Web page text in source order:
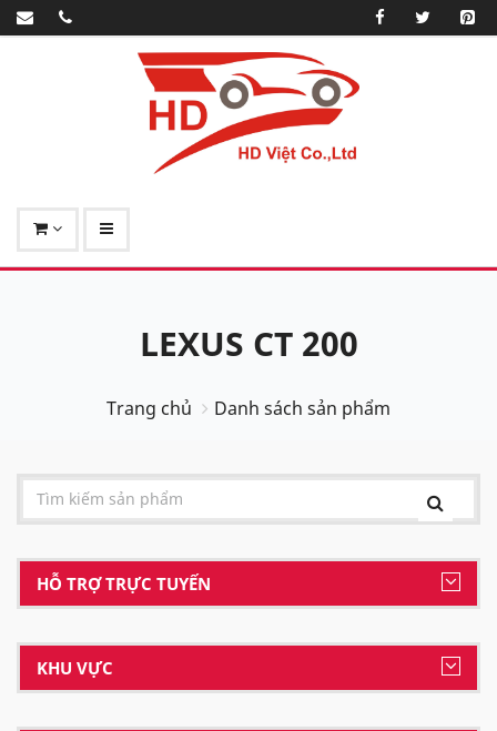
LEXUS CT 200
Trang chủ Danh sách sản phẩm
HỖ TRỢ TRỰC TUYẾN
KHU VỰC